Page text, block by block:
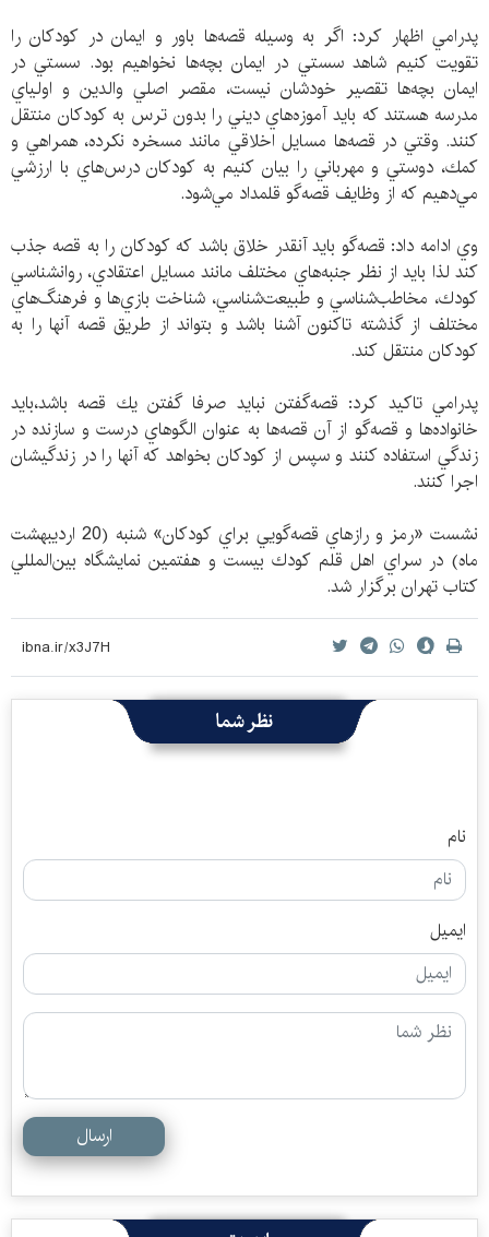
پدرامي اظهار كرد: اگر به وسيله قصه‌ها باور و ايمان در كودكان را
تقويت كنيم شاهد سستي در ايمان بچه‌ها نخواهيم بود. سستي در
ايمان بچه‌ها تقصير خودشان نيست، مقصر اصلي والدين و اولياي
مدرسه هستند كه بايد آموزه‌هاي ديني را بدون ترس به كودكان منتقل
كنند. وقتي در قصه‌ها مسايل اخلاقي مانند مسخره نكرده، همراهي و
كمك، دوستي و مهرباني را بيان كنيم به كودكان درس‌هاي با ارزشي
مي‌دهيم كه از وظايف قصه‌گو قلمداد مي‌شود.
وي ادامه داد: قصه‌گو بايد آنقدر خلاق باشد كه كودكان را به قصه جذب
كند لذا بايد از نظر جنبه‌هاي مختلف مانند مسايل اعتقادي، روانشناسي
كودك، مخاطب‌شناسي و طبيعت‌شناسي، شناخت بازي‌ها و فرهنگ‌هاي
مختلف از گذشته تاكنون آشنا باشد و بتواند از طريق قصه آنها را به
كودكان منتقل كند.
پدرامي تاكيد كرد: قصه‌گفتن نبايد صرفا گفتن يك قصه باشد،بايد
خانواده‌ها و قصه‌گو از آن قصه‌ها به عنوان الگوهاي درست و سازنده در
زندگي استفاده كنند و سپس از كودكان بخواهد كه آنها را در زندگيشان
اجرا كنند.
نشست «رمز و رازهاي قصه‌گويي براي كودكان» شنبه (20 ارديبهشت
ماه) در سراي اهل قلم كودك بيست و هفتمين نمايشگاه بين‌المللي
كتاب تهران برگزار شد.
نظر شما
نام
ایمیل
ارسال